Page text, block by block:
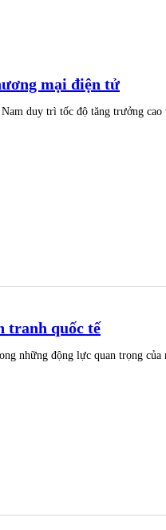
mại điện tử
duy trì tốc độ tăng trưởng cao
tranh quốc tế
những động lực quan trọng